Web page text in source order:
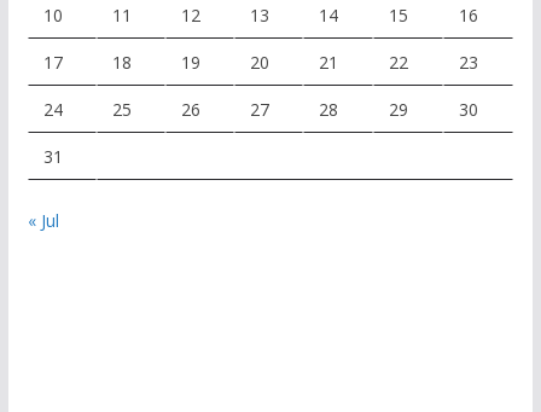
10 11 12 13 14 15 16
17 18 19 20 21 22 23
24 25 26 27 28 29 30
31
« Jul